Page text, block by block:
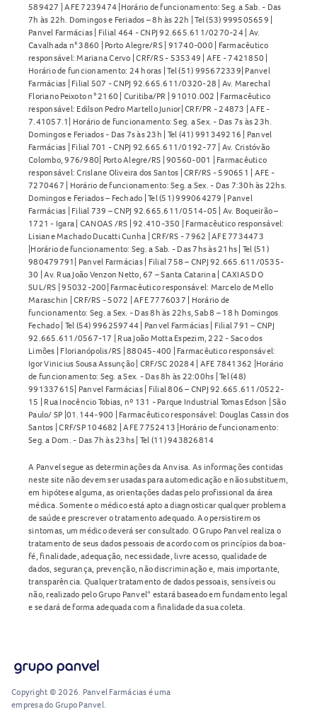
589427 | AFE 7239474 |Horário de funcionamento: Seg. a Sab. - Das
7h às 22h. Domingos e Feriados – 8h às 22h | Tel (53) 999505659 |
Panvel Farmácias | Filial 464 - CNPJ 92.665.611/0270-24 | Av.
Cavalhada n° 3860 | Porto Alegre/RS | 91740-000 | Farmacêutico
responsável: Mariana Cervo | CRF/RS - 535349 | AFE - 7421850 |
Horário de funcionamento: 24 horas | Tel (51) 995672339| Panvel
Farmácias | Filial 507 - CNPJ 92.665.611/0320-28 | Av. Marechal
Floriano Peixoto n° 2160 | Curitiba/PR | 91010.002 | Farmacêutico
responsável: Edilson Pedro Martello Junior| CRF/PR - 24873 | AFE -
7.41057.1| Horário de funcionamento: Seg. a Sex. - Das 7s às 23h.
Domingos e Feriados - Das 7s às 23h | Tel (41) 991349216 | Panvel
Farmácias | Filial 701 - CNPJ 92.665.611/0192-77 | Av. Cristóvão
Colombo, 976/980| Porto Alegre/RS | 90560-001 | Farmacêutico
responsável: Crislane Oliveira dos Santos | CRF/RS - 590651 | AFE -
7270467 | Horário de funcionamento: Seg. a Sex. - Das 7:30h às 22hs.
Domingos e Feriados – Fechado | Tel (51) 999064279 | Panvel
Farmácias | Filial 739 – CNPJ 92.665.611/0514-05 | Av. Boqueirão –
1721 - Igara | CANOAS /RS | 92.410-350 | Farmacêutico responsável:
Lisiane Machado Ducatti Cunha | CRF/RS - 7962 | AFE 7734473
|Horário de funcionamento: Seg. a Sab. - Das 7hs às 21hs | Tel (51)
980479791| Panvel Farmácias | Filial 758 – CNPJ 92.665.611/0535-
30 | Av. Rua João Venzon Netto, 67 – Santa Catarina | CAXIAS DO
SUL/RS | 95032-200| Farmacêutico responsável: Marcelo de Mello
Maraschin | CRF/RS - 5072 | AFE 7776037 | Horário de
funcionamento: Seg. a Sex. - Das 8h às 22hs, Sab 8 – 18 h Domingos
Fechado | Tel (54) 996259744 | Panvel Farmácias | Filial 791 – CNPJ
92.665.611/0567-17 | Rua João Motta Espezim, 222 - Saco dos
Limões | Florianópolis/RS | 88045-400 | Farmacêutico responsável:
Igor Vinicius Sousa Assunção | CRF/SC 20284 | AFE 7841362 |Horário
de funcionamento: Seg. a Sex. - Das 8h às 22:00hs | Tel (48)
991337615| Panvel Farmácias | Filial 806 – CNPJ 92.665.611/0522-
15 | Rua Inocêncio Tobias, nº 131 - Parque Industrial Tomas Edson | São
Paulo/ SP |01.144-900 | Farmacêutico responsável: Douglas Cassin dos
Santos | CRF/SP 104682 | AFE 7752413 |Horário de funcionamento:
Seg. a Dom. - Das 7h às 23hs | Tel (11) 943826814
A Panvel segue as determinações da Anvisa. As informações contidas
neste site não devem ser usadas para automedicação e não substituem,
em hipótese alguma, as orientações dadas pelo profissional da área
médica. Somente o médico está apto a diagnosticar qualquer problema
de saúde e prescrever o tratamento adequado. Ao persistirem os
sintomas, um médico deverá ser consultado. O Grupo Panvel realiza o
tratamento de seus dados pessoais de acordo com os princípios da boa-
fé, finalidade, adequação, necessidade, livre acesso, qualidade de
dados, segurança, prevenção, não discriminação e, mais importante,
transparência. Qualquer tratamento de dados pessoais, sensíveis ou
não, realizado pelo Grupo Panvel* estará baseado em fundamento legal
e se dará de forma adequada com a finalidade da sua coleta.
Copyright © 2026. Panvel Farmácias é uma
empresa do Grupo Panvel.